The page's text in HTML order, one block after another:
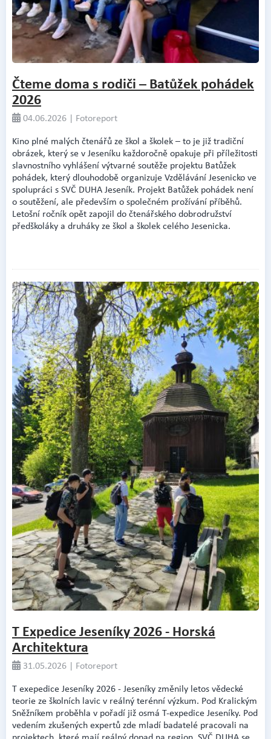
Čteme doma s rodiči – Batůžek pohádek
2026
04.06.2026 | Fotoreport
Kino plné malých čtenářů ze škol a školek – to je již tradiční
obrázek, který se v Jeseníku každoročně opakuje při příležitosti
slavnostního vyhlášení výtvarné soutěže projektu Batůžek
pohádek, který dlouhodobě organizuje Vzdělávání Jesenicko ve
spolupráci s SVČ DUHA Jeseník. Projekt Batůžek pohádek není
o soutěžení, ale především o společném prožívání příběhů.
Letošní ročník opět zapojil do čtenářského dobrodružství
předškoláky a druháky ze škol a školek celého Jesenicka.
T Expedice Jeseníky 2026 - Horská
Architektura
31.05.2026 | Fotoreport
T exepedice Jeseníky 2026 - Jeseníky změnily letos vědecké
teorie ze školních lavic v reálný terénní výzkum. Pod Kralickým
Sněžníkem proběhla v pořadí již osmá T-expedice Jeseníky. Pod
vedením zkušených expertů zde mladí badatelé pracovali na